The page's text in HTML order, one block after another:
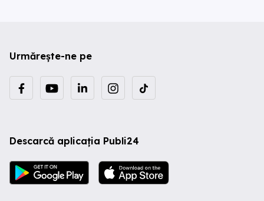
Urmărește-ne pe
Descarcă aplicația Publi24